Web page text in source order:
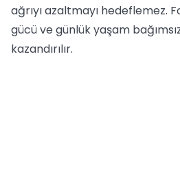
ağrıyı azaltmayı hedeflemez.
gücü ve günlük yaşam
kazandırılır.